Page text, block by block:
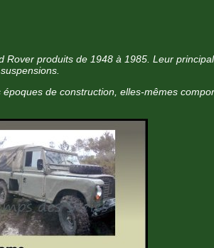
Rover produits de 1948 à 1985. Leur
de construction, elles-mêmes